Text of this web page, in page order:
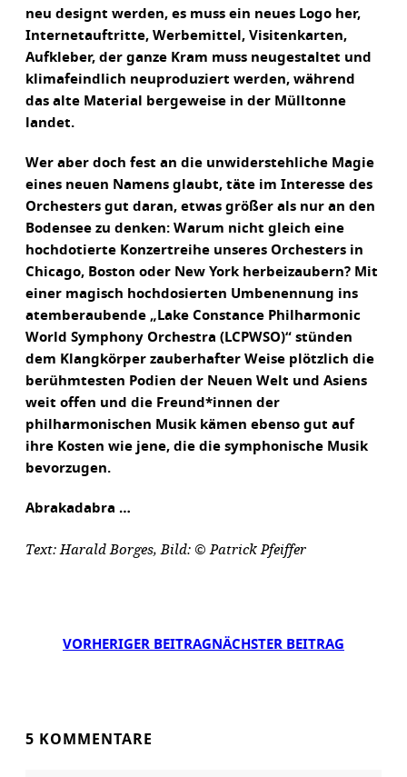
neu designt werden, es muss ein neues Logo her,
Internetauftritte, Werbemittel, Visitenkarten,
Aufkleber, der ganze Kram muss neugestaltet und
klimafeindlich neuproduziert werden, während
das alte Material bergeweise in der Mülltonne
landet.
Wer aber doch fest an die unwiderstehliche Magie
eines neuen Namens glaubt, täte im Interesse des
Orchesters gut daran, etwas größer als nur an den
Bodensee zu denken: Warum nicht gleich eine
hochdotierte Konzertreihe unseres Orchesters in
Chicago, Boston oder New York herbeizaubern? Mit
einer magisch hochdosierten Umbenennung ins
atemberaubende „Lake Constance Philharmonic
World Symphony Orchestra (LCPWSO)“ stünden
dem Klangkörper zauberhafter Weise plötzlich die
berühmtesten Podien der Neuen Welt und Asiens
weit offen und die Freund*innen der
philharmonischen Musik kämen ebenso gut auf
ihre Kosten wie jene, die die symphonische Musik
bevorzugen.
Abrakadabra …
Text: Harald Borges, Bild: © Patrick Pfeiffer
VORHERIGER BEITRAG NÄCHSTER BEITRAG
5 KOMMENTARE